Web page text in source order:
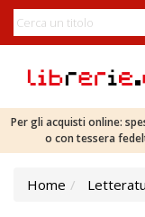
Per gli acquisti online:
o con tessera
Home